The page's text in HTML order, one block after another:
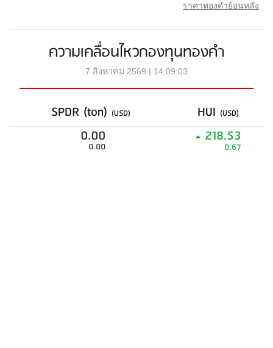
ราคาทองคำย้อนหลัง
ความเคลื่อนไหวกองทุนทองคำ
7 สิงหาคม 2569 | 14:09:03
SPDR (ton) (USD) HUI (USD)
0.00
0.00
218.53
0.67